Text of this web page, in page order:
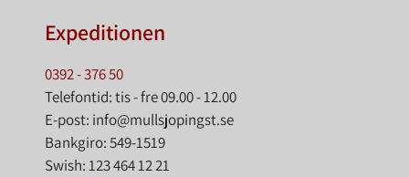
Expeditionen
0392 - 376 50
Telefontid: tis - fre 09.00 - 12.00
E-post: info@mullsjopingst.se
Bankgiro: 549-1519
Swish: 123 464 12 21